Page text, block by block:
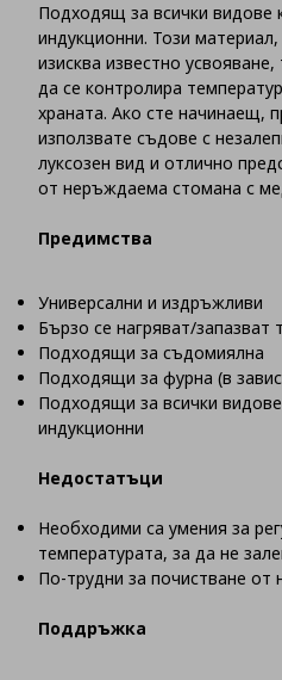
Подходящ за всички видове
индукционни. Този
изисква известно
да се контролира
храната. Ако сте начинаещ,
използвате съдове с
луксозен вид и отлично
от неръждаема стомана с
Предимства
Универсални и издръжливи
Бързо се нагряват/запазват
Подходящи за съдомиялна
Подходящи за фурна (в
Подходящи за всички
индукционни
Недостатъци
Необходими са умения за
температурата, за да не
По-трудни за почистване от
Поддръжка